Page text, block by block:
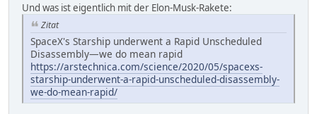
Und was ist eigentlich mit der Elon-Musk-Rakete:
Zitat
SpaceX's Starship underwent a Rapid Unscheduled
Disassembly—we do mean rapid
https://arstechnica.com/science/2020/05/spacexs-
starship-underwent-a-rapid-unscheduled-disassembly-
we-do-mean-rapid/